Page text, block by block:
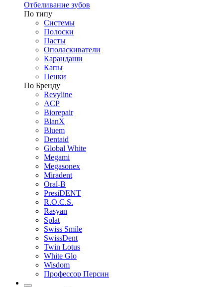
Отбеливание зубов
По типу
Системы
Полоски
Пасты
Ополаскиватели
Карандаши
Капы
Пенки
По Бренду
Revyline
ACP
Biorepair
BlanX
Bluem
Dentaid
Global White
Megami
Megasonex
Miradent
Oral-B
PresiDENT
R.O.C.S.
Rasyan
Splat
Swiss Smile
SwissDent
Twin Lotus
White Glo
Wisdom
Профессор Персин